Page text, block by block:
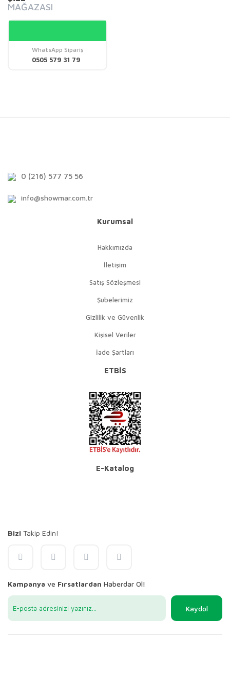
MAĞAZASI
WhatsApp Sipariş
0505 579 31 79
0 (216) 577 75 56
info@showmar.com.tr
Kurumsal
Hakkımızda
İletişim
Satış Sözleşmesi
Şubelerimiz
Gizlilik ve Güvenlik
Kişisel Veriler
İade Şartları
ETBİS
E-Katalog
Bizi Takip Edin!
Kampanya ve Fırsatlardan Haberdar Ol!
Kaydol